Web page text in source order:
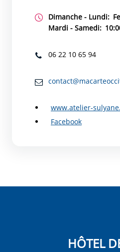
Dimanche - Lundi:
Mardi - Samedi:
06 22 10 65 94
www.atelier-
Facebook
HÔTEL